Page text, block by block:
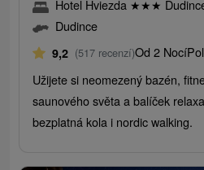
Hotel Hviezda ★★★
Dudince
9,2 (517 recenzí)Od 2 Nocí
Užijete si neomezený bazén,
saunového světa a balíček
bezplatná kola i nordic walking.